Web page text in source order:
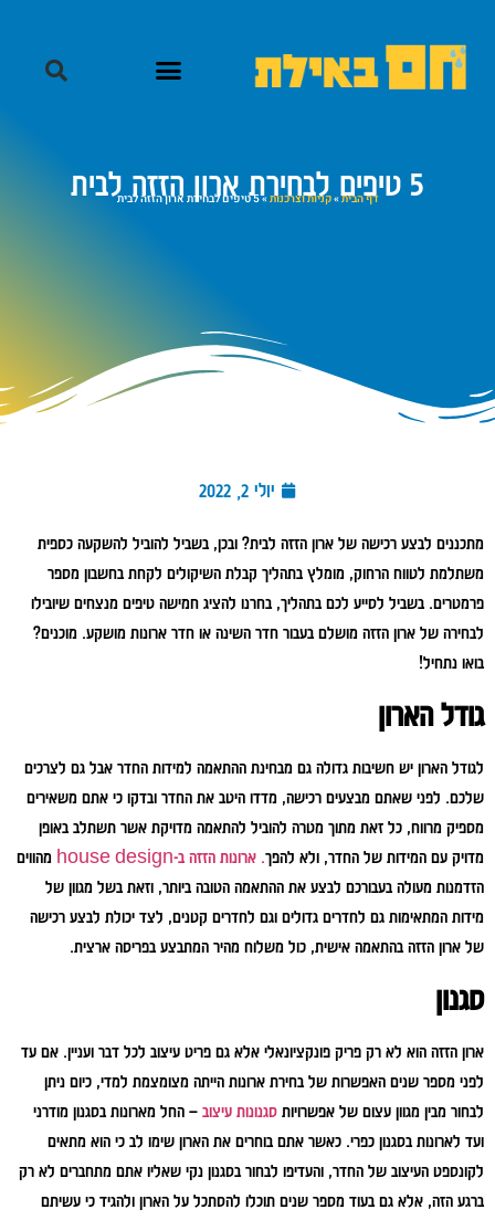
5 טיפים לבחירת ארון הזזה לבית דף הבית»קניות וצרכנות»5 טיפים לבחירת ארון הזזה לבית
יולי 2, 2022
מתכננים לבצע רכישה של ארון הזזה לבית? ובכן, בשביל להוביל להשקעה כספית
משתלמת לטווח הרחוק, מומלץ בתהליך קבלת השיקולים לקחת בחשבון מספר
פרמטרים. בשביל לסייע לכם בתהליך, בחרנו להציג חמישה טיפים מנצחים שיובילו
לבחירה של ארון הזזה מושלם בעבור חדר השינה או חדר ארונות מושקע. מוכנים?
בואו נתחיל!
גודל הארון
לגודל הארון יש חשיבות גדולה גם מבחינת ההתאמה למידות החדר אבל גם לצרכים
שלכם. לפני שאתם מבצעים רכישה, מדדו היטב את החדר ובדקו כי אתם משאירים
מספיק מרווח, כל זאת מתוך מטרה להוביל להתאמה מדויקת אשר תשתלב באופן
מדויק עם המידות של החדר, ולא להפך. ארונות הזזה ב-house design
מהווים
הזדמנות מעולה בעבורכם לבצע את ההתאמה הטובה ביותר, וזאת בשל מגוון של
מידות המתאימות גם לחדרים גדולים וגם לחדרים קטנים, לצד יכולת לבצע רכישה
של ארון הזזה בהתאמה אישית, כול משלוח מהיר המתבצע בפריסה ארצית.
סגנון
ארון הזזה הוא לא רק פריק פונקציונאלי אלא גם פריט עיצוב לכל דבר ועניין. אם עד
לפני מספר שנים האפשרות של בחירת ארונות הייתה מצומצמת למדי, כיום ניתן
לבחור מבין מגוון עצום של אפשרויות סגנונות עיצוב – החל מארונות בסגנון מודרני
ועד לארונות בסגנון כפרי. כאשר אתם בוחרים את הארון שימו לב כי הוא מתאים
לקונספט העיצוב של החדר, והעדיפו לבחור בסגנון נקי שאליו אתם מתחברים לא רק
ברגע הזה, אלא גם בעוד מספר שנים תוכלו להסתכל על הארון ולהגיד כי עשיתם